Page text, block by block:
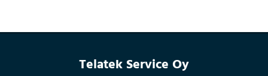
Telatek Service Oy